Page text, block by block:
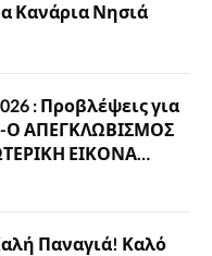
Κανάρια Νησιά
: Προβλέψεις για
Ο ΑΠΕΓΚΛΩΒΙΣΜΟΣ
ΕΙΚΟΝΑ…
Παναγιά! Καλό